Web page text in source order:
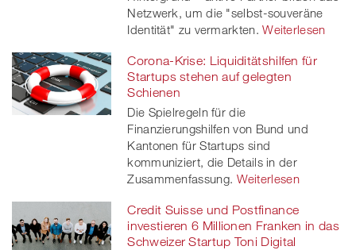
Netzwerk, um die "selbst-souveräne
Identität" zu vermarkten. Weiterlesen
Corona-Krise: Liquiditätshilfen für
Startups stehen auf gelegten
Schienen
Die Spielregeln für die
Finanzierungshilfen von Bund und
Kantonen für Startups sind
kommuniziert, die Details in der
Zusammenfassung. Weiterlesen
Credit Suisse und Postfinance
investieren 6 Millionen Franken in das
Schweizer Startup Toni Digital